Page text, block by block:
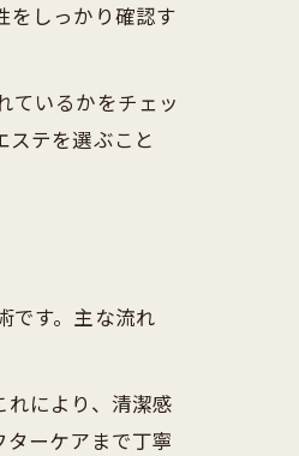
をしっかり確認す
ているかをチェッ
テを選ぶこと
です。主な流れ
により、清潔感
ーケアまで丁寧